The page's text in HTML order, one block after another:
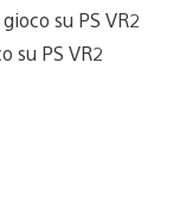
su PS VR2
su PS VR2